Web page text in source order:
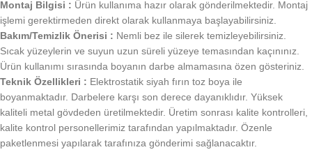
Montaj Bilgisi : Ürün kullanıma hazır olarak gönderilmektedir. Montaj
işlemi gerektirmeden direkt olarak kullanmaya başlayabilirsiniz.
Bakım/Temizlik Önerisi : Nemli bez ile silerek temizleyebilirsiniz.
Sıcak yüzeylerin ve suyun uzun süreli yüzeye temasından kaçınınız.
Ürün kullanımı sırasında boyanın darbe almamasına özen gösteriniz.
Teknik Özellikleri : Elektrostatik siyah fırın toz boya ile
boyanmaktadır. Darbelere karşı son derece dayanıklıdır. Yüksek
kaliteli metal gövdeden üretilmektedir. Üretim sonrası kalite kontrolleri,
kalite kontrol personellerimiz tarafından yapılmaktadır. Özenle
paketlenmesi yapılarak tarafınıza gönderimi sağlanacaktır.